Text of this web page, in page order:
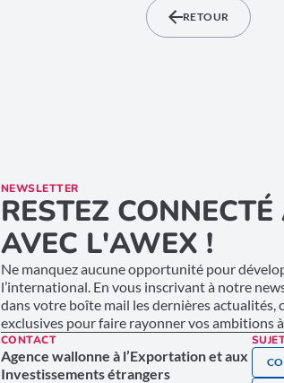
RETOUR
NEWSLETTER
RESTEZ
AVEC L'AWEX !
Ne manquez aucune opportunité pour
l’international. En vous inscrivant à notre
dans votre boîte mail les dernières
exclusives pour faire rayonner vos ambitions
CONTACT
Agence wallonne à l’Exportation et aux
Investissements étrangers